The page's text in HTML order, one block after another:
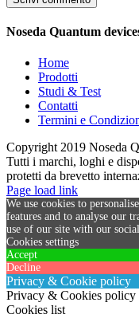
Noseda Quantum
Home
Prodotti
Studi & Test
Contatti
Termini e
Copyright 2019 Noseda
Tutti i marchi, loghi e
protetti da brevetto
Page load link
We use cookies to
features and to analyse our
use of our site with our
Cookies settings
Accept
Decline
Privacy & Cookie policy
Privacy & Cookies policy
Cookies list